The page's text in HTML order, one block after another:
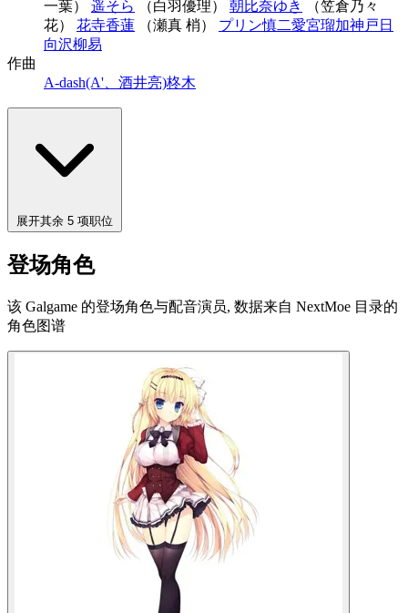
一葉） 遥そら （白羽優理） 朝比奈ゆき
（笠倉乃々
花） 花寺香蓮 （瀬真 梢） プリン慎二愛宮瑠加神戸日
向沢柳易
作曲
A-dash(A'、酒井亮)柊木
展开其余 5 项职位
登场角色
该 Galgame 的登场角色与配音演员, 数据来自 NextMoe 目录的
角色图谱